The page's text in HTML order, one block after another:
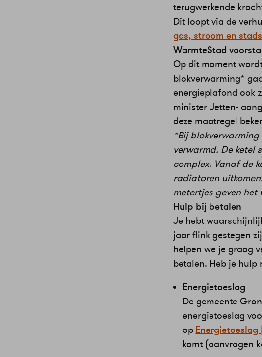
terugwerkende
Dit loopt via de
gas, stroom en
WarmteStad
Op dit moment
blokverwarming*
energieplafond ook
minister Jetten-
deze maatregel
*Bij
verwarmd. De ketel
complex. Vanaf de
radiatoren
metertjes geven
Hulp bij betalen
Je hebt
jaar flink gestegen
helpen we je graag
betalen. Heb je hulp
Energietoeslag
De gemeente
energietoeslag
op
komt (aanvragen